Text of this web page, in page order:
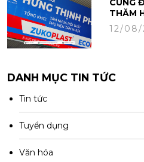
CÙNG
THĂM
12/08/
DANH MỤC TIN TỨC
Tin tức
Tuyển dụng
Văn hóa